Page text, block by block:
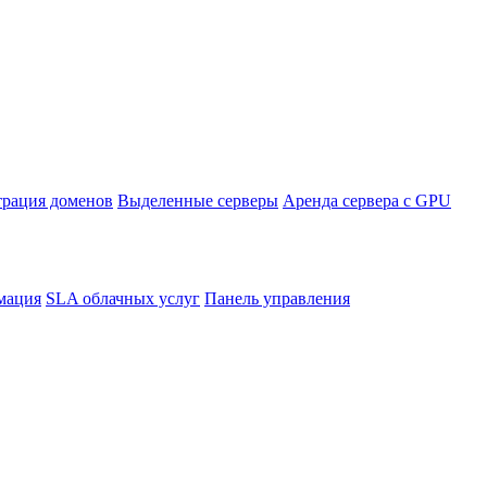
доменов Выделенные серверы Аренда сервера с GPU
SLA облачных услуг Панель управления